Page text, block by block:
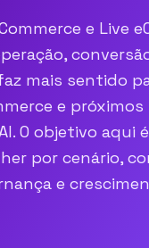
e Live
mais sentido
e próximos
O objetivo aqui
por cenário,
e